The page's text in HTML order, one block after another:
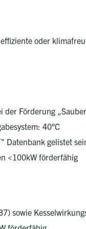
oder
der Förderung
40°C
Datenbank gelistet
<100kW förderfähig
sowie